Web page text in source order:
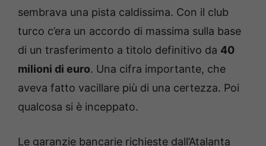
sembrava una pista caldissima. Con il club
turco c’era un accordo di massima sulla base
di un trasferimento a titolo definitivo da 40
milioni di euro. Una cifra importante, che
aveva fatto vacillare più di una certezza. Poi
qualcosa si è inceppato.
Le garanzie bancarie richieste dall’Atalanta